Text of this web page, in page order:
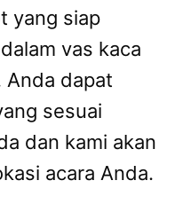
yang siap
vas kaca
Anda dapat
sesuai
dan kami akan
acara Anda.